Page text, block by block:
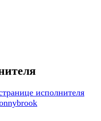
исполнителя